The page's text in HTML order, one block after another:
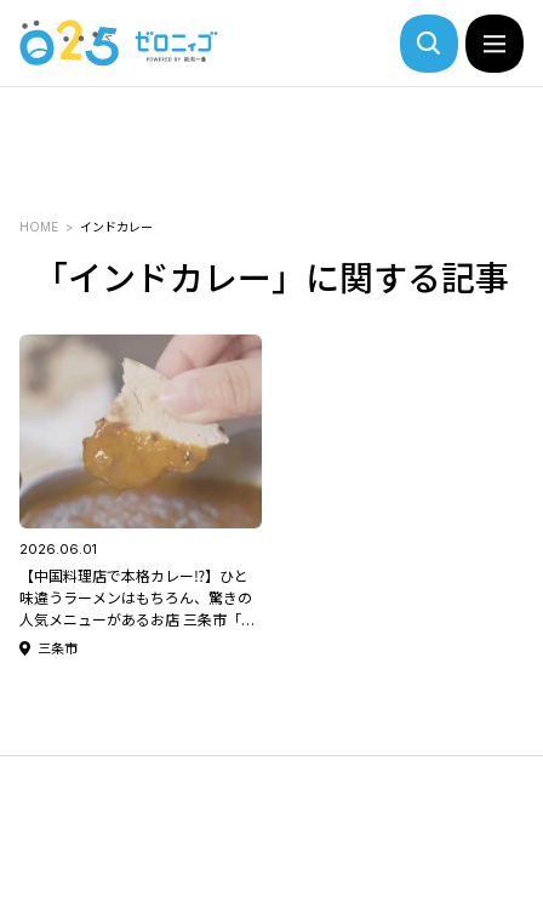
HOME インドカレー
「インドカレー」に関する記事
2026.06.01
【中国料理店で本格カレー⁉】ひと
味違うラーメンはもちろん、驚きの
人気メニューがあるお店 三条市「中
国料理 華園(かえん)」
三条市